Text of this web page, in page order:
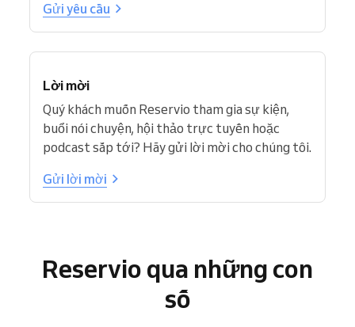
Gửi yêu cầu
Lời mời
Quý khách muốn Reservio tham gia sự kiện,
buổi nói chuyện, hội thảo trực tuyến hoặc
podcast sắp tới? Hãy gửi lời mời cho chúng tôi.
Gửi lời mời
Reservio qua những con
số